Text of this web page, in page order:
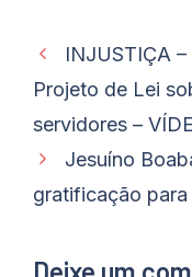
INJUSTIÇA
Projeto de Lei
servidores –
Jesuíno
gratificação
Deixe um